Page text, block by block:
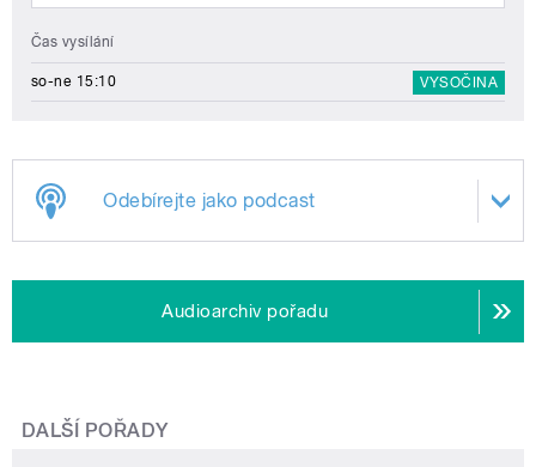
Čas vysílání
so-ne 15:10 VYSOČINA
Odebírejte jako podcast
Audioarchiv pořadu
DALŠÍ POŘADY